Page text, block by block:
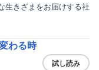
生きざまをお届けする社
わる時
試し読み